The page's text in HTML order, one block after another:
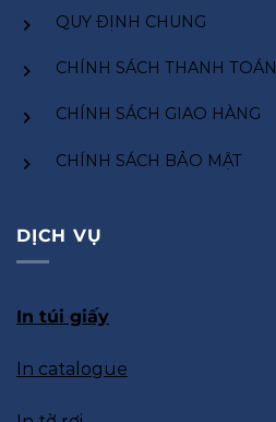
QUY ĐỊNH CHUNG
CHÍNH SÁCH THANH TOÁN
CHÍNH SÁCH GIAO HÀNG
CHÍNH SÁCH BẢO MẬT
DỊCH VỤ
In túi giấy
In catalogue